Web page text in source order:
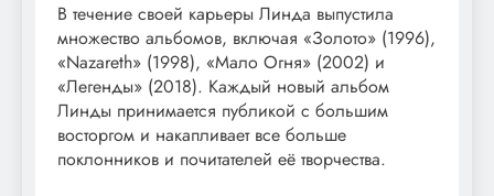
В течение своей карьеры Линда выпустила
множество альбомов, включая «Золото» (1996),
«Nazareth» (1998), «Мало Огня» (2002) и
«Легенды» (2018). Каждый новый альбом
Линды принимается публикой с большим
восторгом и накапливает все больше
поклонников и почитателей её творчества.